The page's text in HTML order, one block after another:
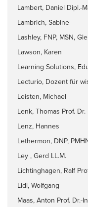
Lambert, Daniel Dipl.-
Lambrich, Sabine
Lashley, FNP, MSN,
Lawson, Karen
Learning Solutions,
Lecturio, Dozent für
Leisten, Michael
Lenk, Thomas Prof. Dr.
Lenz, Hannes
Lethermon, DNP,
Ley , Gerd LL.M.
Lichtinghagen, Ralf
Lidl, Wolfgang
Maas, Anton Prof. Dr.-